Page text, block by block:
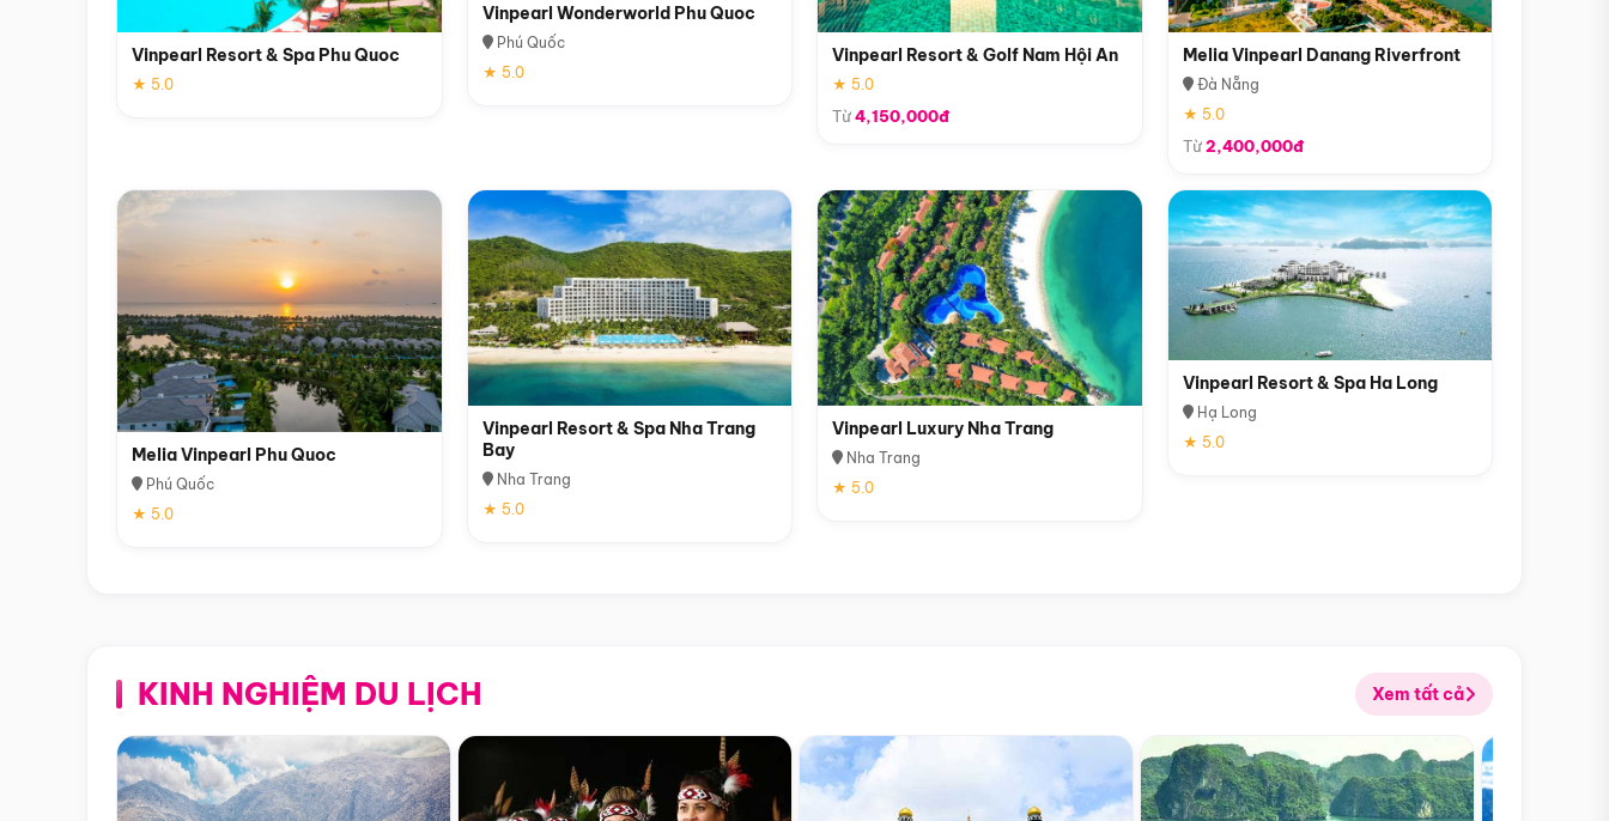
Vinpearl Resort & Spa Phu Quoc
★ 5.0
Vinpearl Wonderworld Phu Quoc
Phú Quốc
★ 5.0
Vinpearl Resort & Golf Nam Hội An
★ 5.0
Từ4,150,000đ
Melia Vinpearl Danang Riverfront
Đà Nẵng
★ 5.0
Từ2,400,000đ
Melia Vinpearl Phu Quoc
Phú Quốc
★ 5.0
Vinpearl Resort & Spa Nha Trang
Bay
Nha Trang
★ 5.0
Vinpearl Luxury Nha Trang
Nha Trang
★ 5.0
Vinpearl Resort & Spa Ha Long
Hạ Long
★ 5.0
KINH NGHIỆM DU LỊCH Xem tất cả